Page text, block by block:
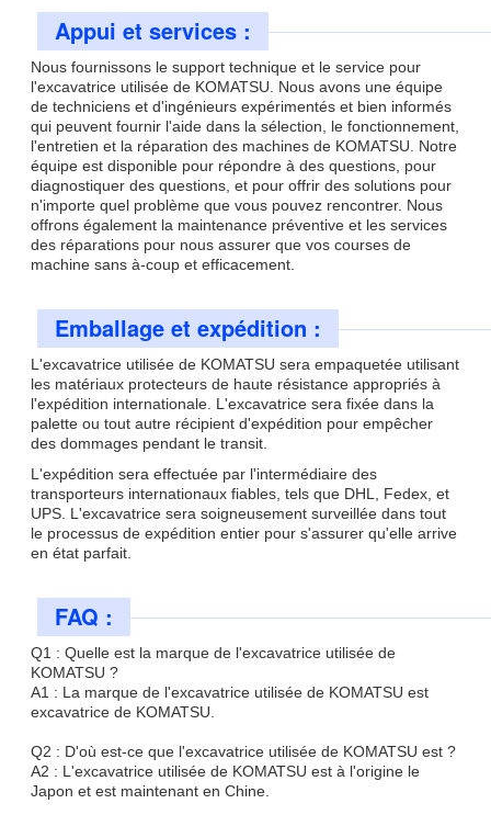
Appui et services :
Nous fournissons le support technique et le service pour
l'excavatrice utilisée de KOMATSU. Nous avons une équipe
de techniciens et d'ingénieurs expérimentés et bien informés
qui peuvent fournir l'aide dans la sélection, le fonctionnement,
l'entretien et la réparation des machines de KOMATSU. Notre
équipe est disponible pour répondre à des questions, pour
diagnostiquer des questions, et pour offrir des solutions pour
n'importe quel problème que vous pouvez rencontrer. Nous
offrons également la maintenance préventive et les services
des réparations pour nous assurer que vos courses de
machine sans à-coup et efficacement.
Emballage et expédition :
L'excavatrice utilisée de KOMATSU sera empaquetée utilisant
les matériaux protecteurs de haute résistance appropriés à
l'expédition internationale. L'excavatrice sera fixée dans la
palette ou tout autre récipient d'expédition pour empêcher
des dommages pendant le transit.
L'expédition sera effectuée par l'intermédiaire des
transporteurs internationaux fiables, tels que DHL, Fedex, et
UPS. L'excavatrice sera soigneusement surveillée dans tout
le processus de expédition entier pour s'assurer qu'elle arrive
en état parfait.
FAQ :
Q1 : Quelle est la marque de l'excavatrice utilisée de
KOMATSU ?
A1 : La marque de l'excavatrice utilisée de KOMATSU est
excavatrice de KOMATSU.
Q2 : D'où est-ce que l'excavatrice utilisée de KOMATSU est ?
A2 : L'excavatrice utilisée de KOMATSU est à l'origine le
Japon et est maintenant en Chine.